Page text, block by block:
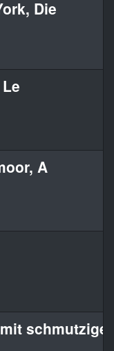
Die
A